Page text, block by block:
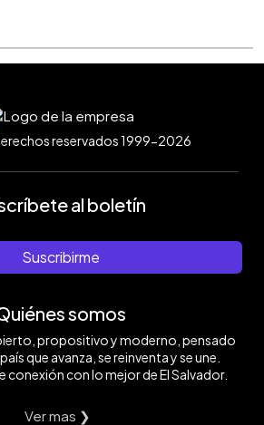
reservados 1999-2026
al boletín
Suscribirme
somos
propositivo y moderno, pensado
que avanza, se reinventa y se une.
conexión con lo mejor de El Salvador.
Ver mas ❯